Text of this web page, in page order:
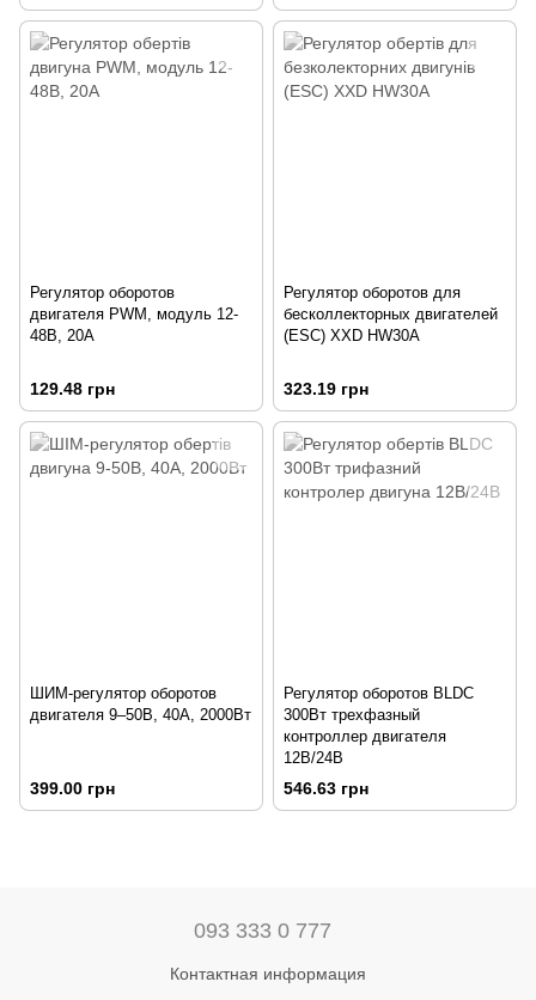
Регулятор оборотов
двигателя PWM, модуль 12-
48В, 20А
129.48 грн
Регулятор оборотов для
бесколлекторных двигателей
(ESC) XXD HW30A
323.19 грн
ШИМ-регулятор оборотов
двигателя 9–50В, 40А, 2000Вт
399.00 грн
Регулятор оборотов BLDC
300Вт трехфазный
контроллер двигателя
12В/24В
546.63 грн
093 333 0 777
Контактная информация